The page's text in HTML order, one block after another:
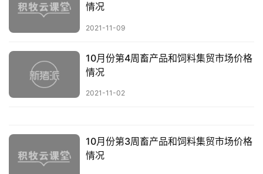
情况
2021-11-09
10月份第4周畜产品和饲料集贸市场价格
情况
2021-11-02
10月份第3周畜产品和饲料集贸市场价格
情况